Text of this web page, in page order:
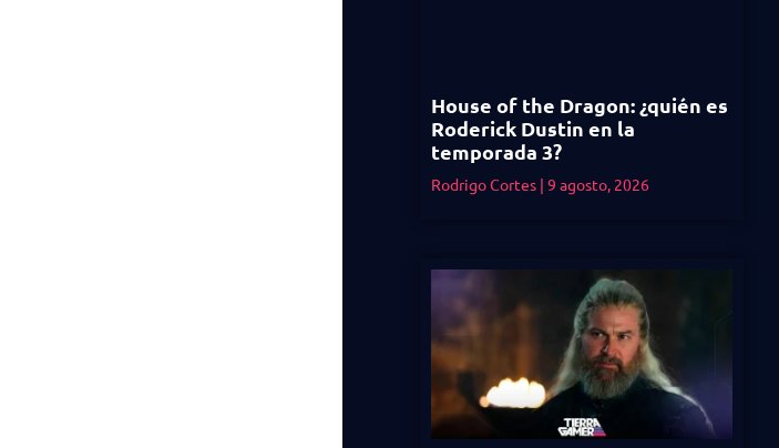
House of the Dragon: ¿quién es
Roderick Dustin en la
temporada 3?
Rodrigo Cortes 9 agosto, 2026